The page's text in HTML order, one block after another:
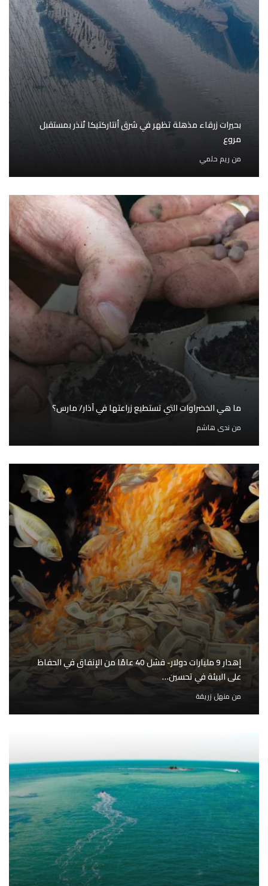
بحيرات زرقاء مذهلة تظهر في شرق أنتاركتيكا تُنذر بمستقبل
مروع
من ريم حلمي
ما هي الخضراوات التي تستطيع زراعتها في آذار/ مارس؟
من ندى هاشم
إهدار 9 مليارات دولار- فشل 40 عامًا من الإنفاق في الحفاظ
على البيئة في تحسين…
من منهل زريقة